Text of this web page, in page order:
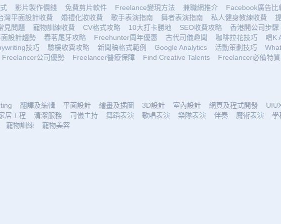
影片製作價錢 免費剪片軟件 Freelance變現方法 兼職網推介 Facebook廣告比
灣平面設計收費 婚禮化妝收費 歌手表演指南 舞者表演指南 私人健身教練收費
見問題 寵物訓練收費 CV格式攻略 10大打卡勝地 SEO收費攻略 香港開公司步驟
設計趨勢 春茗尾牙攻略 Freehunter周年優惠 古代司儀趣聞 咖啡拉花技巧
唱K
技巧 驗樓收費攻略 新聞稿格式範例 Google Analytics 活動策劃技巧
Freelancer公司優勢 Freelancer醫療保障 Find Creative Talents Freelancer必備特質
翻譯及編輯 平面設計 繪畫及插圖 3D設計 室內設計 網頁及程式開發
居工程 清潔服務 司儀主持 舞蹈表演 歌唱表演 樂隊表演 伴奏 魔術表演 學
寵物訓練 寵物美容